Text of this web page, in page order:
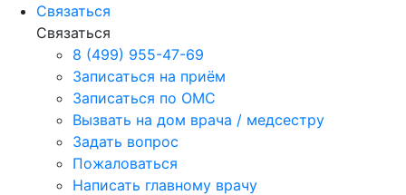
Связаться
Связаться
8 (499) 955-47-69
Записаться на приём
Записаться по ОМС
Вызвать на дом врача / медсестру
Задать вопрос
Пожаловаться
Написать главному врачу